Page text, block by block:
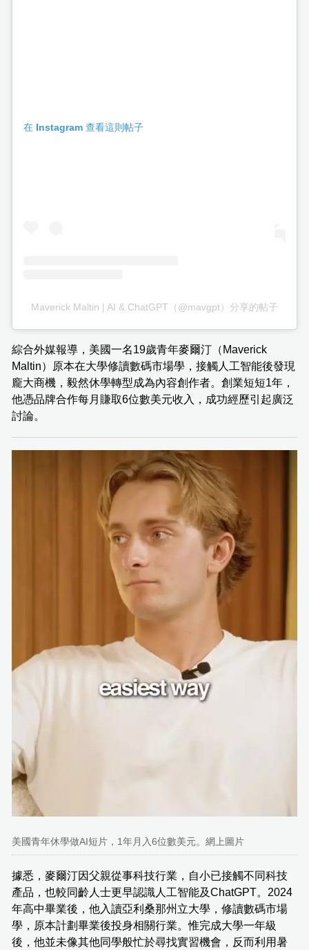
在 Instagram 查看這則帖子
Maverick Maltin | AI & ChatGPT（@mavgpt）分享的帖子
綜合外媒報導，美國一名19歲青年麥爾汀（Maverick
Maltin）原本在大學修讀數碼市場學，接觸人工智能後發現
龐大商機，毅然休學轉型成為內容創作者。創業短短1年，
他憑品牌合作每月賺取6位數美元收入，成功經歷引起廣泛
討論。
美國青年休學做AI短片，1年月入6位數美元。網上圖片
據悉，麥爾汀因父親從事科技行業，自小已接觸不同科技
產品，也較同齡人士更早認識人工智能及ChatGPT。2024
年高中畢業後，他入讀亞利桑那州立大學，修讀數碼市場
學，原本計劃畢業後投身相關行業。惟完成大學一年級
後，他並未像其他同學般忙於尋找實習機會，反而利用暑